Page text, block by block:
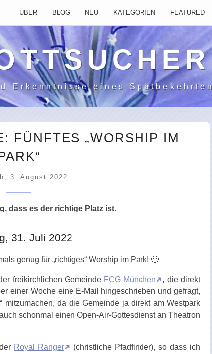
ÜBER BLOG NEU KATEGORIEN FEATURED
Erkenntnisse eines Spätbekehrten
FÜNFTES „WORSHIP IM
3. August 2022
dass es der richtige Platz ist.
31. Juli 2022
genug für „richtiges“ Worship im Park! 🙂
freikirchlichen Gemeinde FCG München
, die direkt
einer Woche eine E-Mail hingeschrieben und gefragt,
mitzumachen, da die Gemeinde ja direkt am Westpark
schonmal einen Open-Air-Gottesdienst an Theatron
der Royal Ranger
(christliche Pfadfinder), so dass ich